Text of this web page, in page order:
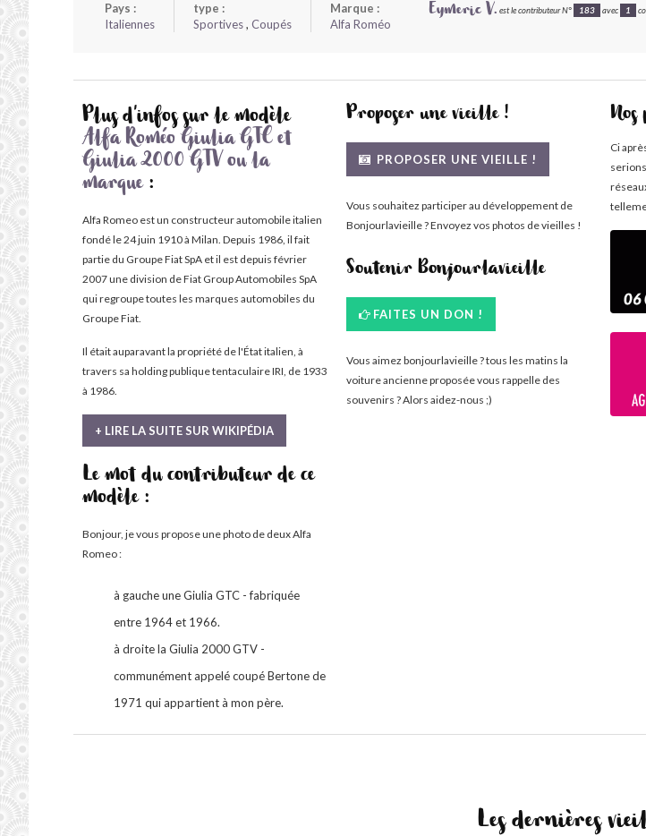
Pays :
Italiennes
type :
Sportives, Coupés
Marque :
Alfa Roméo
Eymeric V. est le contributeur N° 183 avec 1
Plus d'infos sur le modèle
Alfa Roméo Giulia GTC et
Giulia 2000 GTV ou la
marque:
Alfa Romeo est un constructeur automobile italien
fondé le 24 juin 1910 à Milan. Depuis 1986, il fait
partie du Groupe Fiat SpA et il est depuis février
2007 une division de Fiat Group Automobiles SpA
qui regroupe toutes les marques automobiles du
Groupe Fiat.
Il était auparavant la propriété de l'État italien, à
travers sa holding publique tentaculaire IRI, de 1933
à 1986.
+ LIRE LA SUITE SUR WIKIPÉDIA
Le mot du contributeur de ce
modèle :
Bonjour, je vous propose une photo de deux Alfa
Romeo :
à gauche une Giulia GTC - fabriquée
entre 1964 et 1966.
à droite la Giulia 2000 GTV -
communément appelé coupé Bertone de
1971 qui appartient à mon père.
Proposer une vieille !
PROPOSER UNE VIEILLE !
Vous souhaitez participer au développement de
Bonjourlavieille ? Envoyez vos photos de vieilles !
Soutenir Bonjourlavieille
FAITES UN DON !
Vous aimez bonjourlavieille ? tous les matins la
voiture ancienne proposée vous rappelle des
souvenirs ? Alors aidez-nous ;)
Nos
Ci
Les dernières